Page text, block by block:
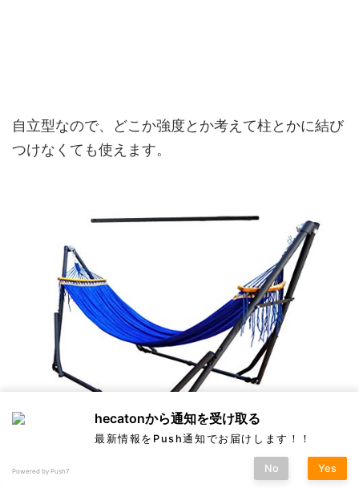
自立型なので、どこか強度とか考えて柱とかに結び
つけなくても使えます。
hecatonから通知を受け取る
最新情報をPush通知でお届けします！！
Powered by Push7 No Yes